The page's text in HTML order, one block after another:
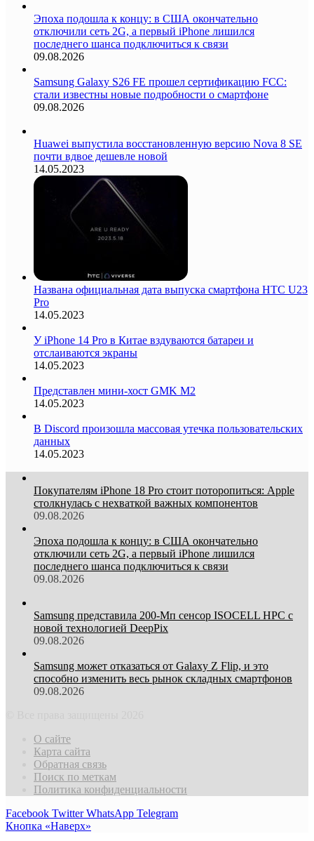
Эпоха подошла к концу: в США окончательно
отключили сеть 2G, а первый iPhone лишился
последнего шанса подключиться к связи
09.08.2026
Samsung Galaxy S26 FE прошел сертификацию FCC:
стали известны новые подробности о смартфоне
09.08.2026
Huawei выпустила восстановленную версию Nova 8 SE
почти вдвое дешевле новой
14.05.2023
Названа официальная дата выпуска смартфона HTC U23
Pro
14.05.2023
У iPhone 14 Pro в Китае вздуваются батареи и
отслаиваются экраны
14.05.2023
Представлен мини-хост GMK M2
14.05.2023
В Discord произошла массовая утечка пользовательских
данных
14.05.2023
Покупателям iPhone 18 Pro стоит поторопиться: Apple
столкнулась с нехваткой важных компонентов
09.08.2026
Эпоха подошла к концу: в США окончательно
отключили сеть 2G, а первый iPhone лишился
последнего шанса подключиться к связи
09.08.2026
Samsung представила 200-Мп сенсор ISOCELL HPC с
новой технологией DeepPix
09.08.2026
Samsung может отказаться от Galaxy Z Flip, и это
способно изменить весь рынок складных смартфонов
09.08.2026
О сайте
Карта сайта
Обратная связь
Поиск по меткам
Политика конфиденциальности
Facebook Twitter WhatsApp Telegram
Кнопка «Наверх»